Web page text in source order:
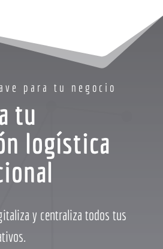
para tu negocio
tu
logística
y centraliza todos tus